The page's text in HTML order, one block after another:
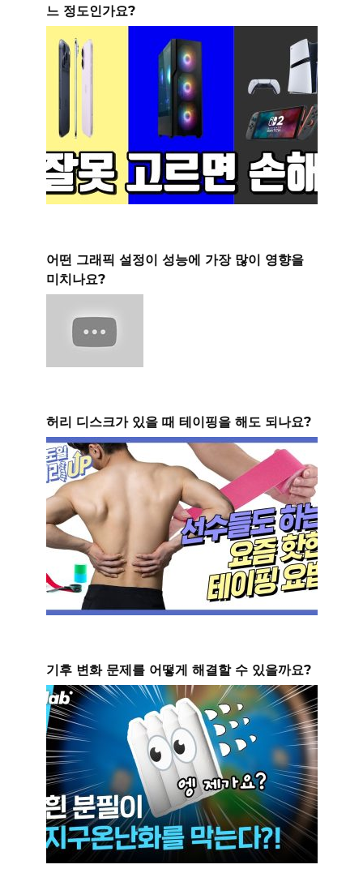
느 정도인가요?
어떤 그래픽 설정이 성능에 가장 많이 영향을
미치나요?
허리 디스크가 있을 때 테이핑을 해도 되나요?
기후 변화 문제를 어떻게 해결할 수 있을까요?